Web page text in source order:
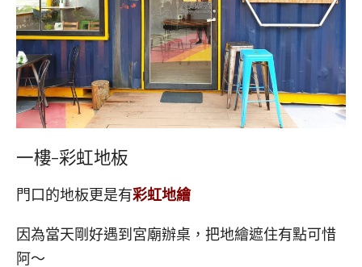
一樓-彩虹地板
門口的地板更是有彩虹地繪
因為當天剛好遇到宮廟辦桌，把地繪遮住有點可惜
阿～